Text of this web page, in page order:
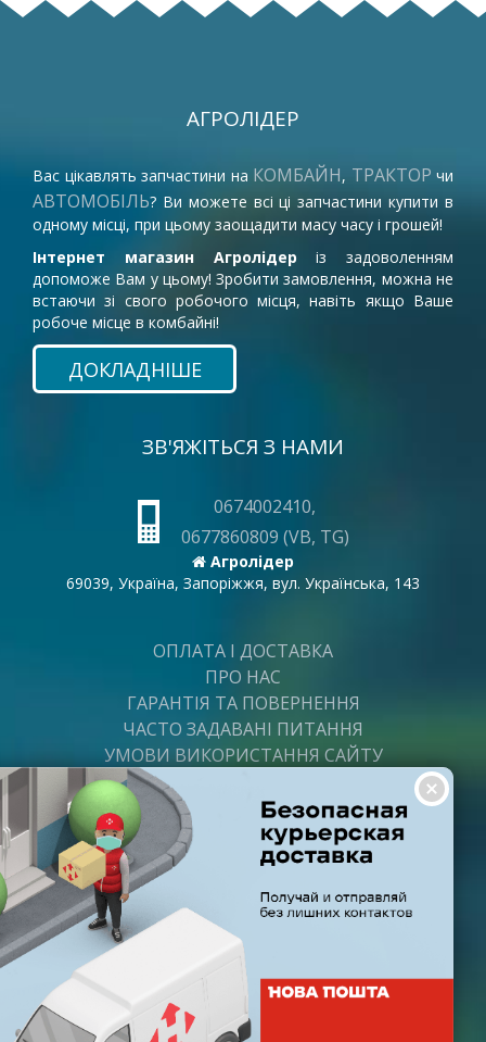
АГРОЛІДЕР
Вас цікавлять запчастини на КОМБАЙН, ТРАКТОР чи
АВТОМОБІЛЬ? Ви можете всі ці запчастини купити в
одному місці, при цьому заощадити масу часу і грошей!
Інтернет магазин Агролідер із задоволенням
допоможе Вам у цьому! Зробити замовлення, можна не
встаючи зі свого робочого місця, навіть якщо Ваше
робоче місце в комбайні!
ДОКЛАДНІШЕ
ЗВ'ЯЖІТЬСЯ З НАМИ
0674002410,
0677860809 (VB, TG)
Агролідер
69039, Україна, Запоріжжя, вул. Українська, 143
ОПЛАТА І ДОСТАВКА
ПРО НАС
ГАРАНТІЯ ТА ПОВЕРНЕННЯ
ЧАСТО ЗАДАВАНІ ПИТАННЯ
УМОВИ ВИКОРИСТАННЯ САЙТУ
ПОСТАЧАЛЬНИКАМ
ПАРТНЕРИ
ГРАФІК РОБОТИ
Пн-Пт: з 8:00 до 21:00
Субота: з 9:00 до 20:00
Неділя: з 10:00 до 19:00